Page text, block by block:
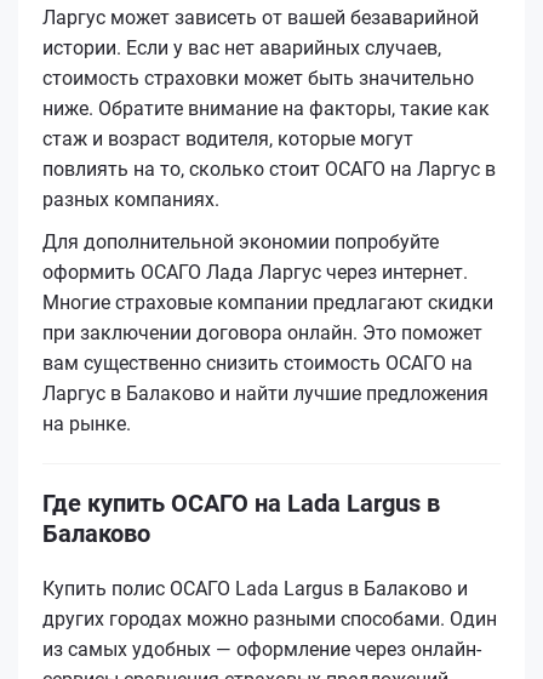
Ларгус может зависеть от вашей безаварийной
истории. Если у вас нет аварийных случаев,
стоимость страховки может быть значительно
ниже. Обратите внимание на факторы, такие как
стаж и возраст водителя, которые могут
повлиять на то, сколько стоит ОСАГО на Ларгус в
разных компаниях.
Для дополнительной экономии попробуйте
оформить ОСАГО Лада Ларгус через интернет.
Многие страховые компании предлагают скидки
при заключении договора онлайн. Это поможет
вам существенно снизить стоимость ОСАГО на
Ларгус в Балаково и найти лучшие предложения
на рынке.
Где купить ОСАГО на Lada Largus в
Балаково
Купить полис ОСАГО Lada Largus в Балаково и
других городах можно разными способами. Один
из самых удобных — оформление через онлайн-